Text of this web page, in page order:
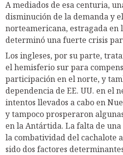
A mediados de esa centuria,
disminución de la demanda y
norteamericana, estragada en
determinó una fuerte crisis
Los ingleses, por su parte,
el hemisferio sur para
participación en el norte, y
dependencia de EE. UU. en el
intentos llevados a cabo en
y tampoco prosperaron
en la Antártida. La falta de
la combatividad del cachalote
sido dos factores